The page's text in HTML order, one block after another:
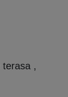
terasa ,